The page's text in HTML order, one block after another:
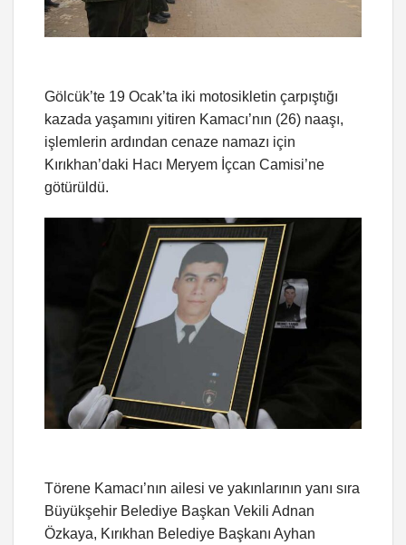
Gölcük’te 19 Ocak’ta iki motosikletin çarpıştığı
kazada yaşamını yitiren Kamacı’nın (26) naaşı,
işlemlerin ardından cenaze namazı için
Kırıkhan’daki Hacı Meryem İçcan Camisi’ne
götürüldü.
Törene Kamacı’nın ailesi ve yakınlarının yanı sıra
Büyükşehir Belediye Başkan Vekili Adnan
Özkaya, Kırıkhan Belediye Başkanı Ayhan